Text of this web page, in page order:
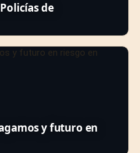
de
y futuro en